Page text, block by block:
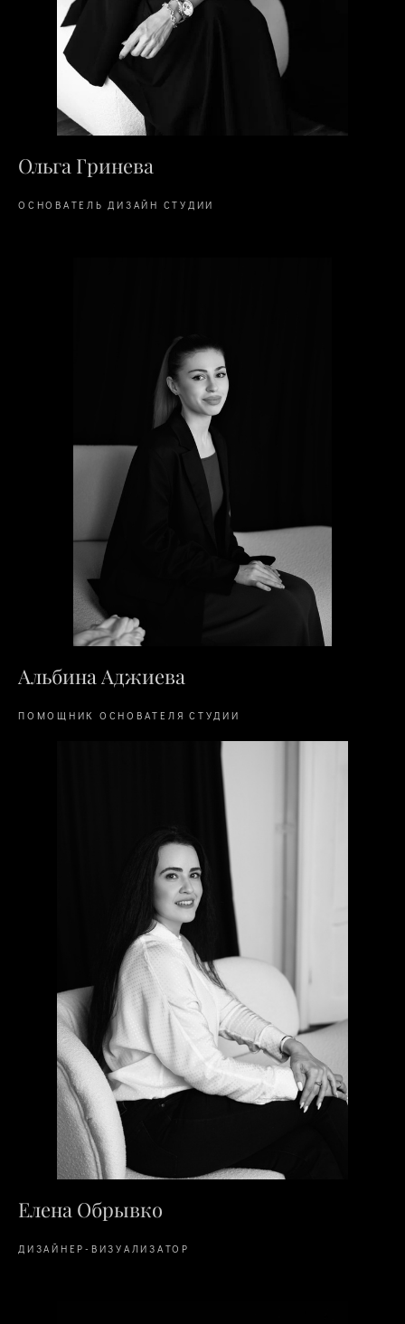
Ольга Гринева
ОСНОВАТЕЛЬ ДИЗАЙН СТУДИИ
Альбина Аджиева
ПОМОЩНИК ОСНОВАТЕЛЯ СТУДИИ
Елена Обрывко
ДИЗАЙНЕР-ВИЗУАЛИЗАТОР